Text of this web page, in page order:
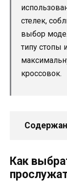
стелек,
выбор
типу стопы
кроссовок.
Как